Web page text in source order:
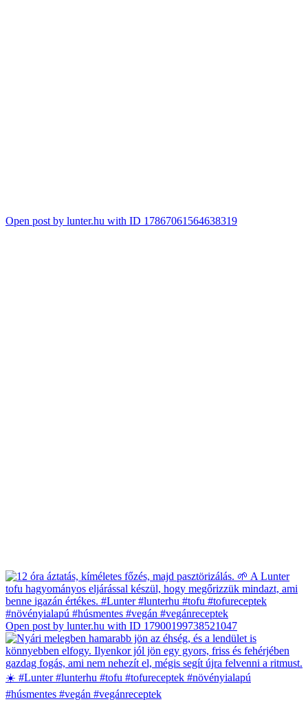
Open post by lunter.hu with ID 17867061564638319
Open post by lunter.hu with ID 17900199738521047